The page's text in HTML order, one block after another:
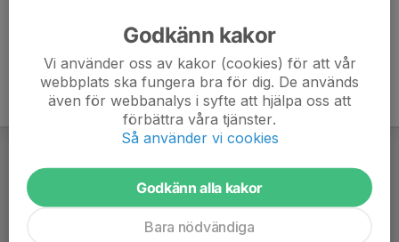
Godkänn kakor
Vi använder oss av kakor (cookies) för att vår
webbplats ska fungera bra för dig. De används
även för webbanalys i syfte att hjälpa oss att
förbättra våra tjänster.
Så använder vi cookies
Godkänn alla kakor
Bara nödvändiga